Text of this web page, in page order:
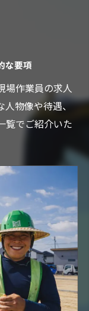
な要項
場作業員の求人
人物像や待遇、
覧でご紹介いた